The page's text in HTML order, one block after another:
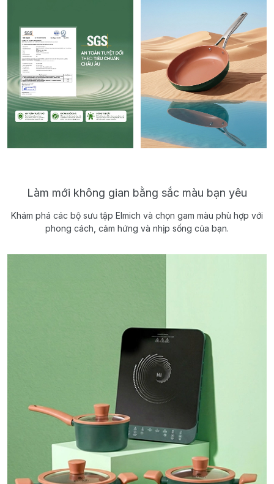
Làm mới không gian bằng sắc màu bạn yêu
Khám phá các bộ sưu tập Elmich và chọn gam màu phù hợp với
phong cách, cảm hứng và nhịp sống của bạn.